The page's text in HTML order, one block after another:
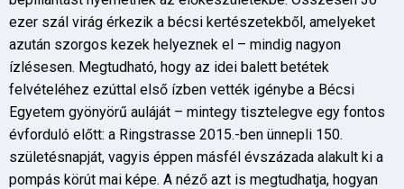
ezer szál virág érkezik a bécsi kertészetekből, amelyeket
azután szorgos kezek helyeznek el – mindig nagyon
ízlésesen. Megtudható, hogy az idei balett betétek
felvételéhez ezúttal első ízben vették igénybe a Bécsi
Egyetem gyönyörű auláját – mintegy tisztelegve egy fontos
évforduló előtt: a Ringstrasse 2015.-ben ünnepli 150.
születésnapját, vagyis éppen másfél évszázada alakult ki a
pompás körút mai képe. A néző azt is megtudhatja, hogyan